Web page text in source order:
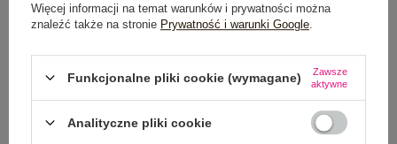
GŁÓWNE PARAMETRY
OPINIE O PRODUKCIE (2)
WYSYŁKA I DOSTAWA
Więcej informacji na temat warunków i prywatności można
znaleźć także na stronie Prywatność i warunki Google
Funkcjonalne pliki cookie (wymagane)
Zawsze
aktywne
Analityczne pliki cookie